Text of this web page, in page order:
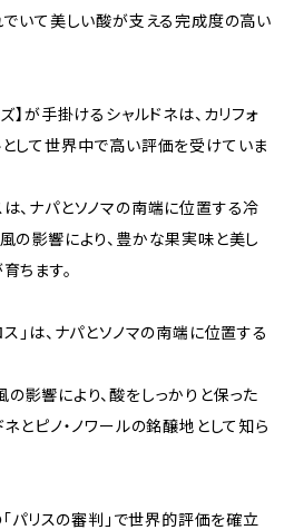
でいて美しい酸が支える完成度の高い
】が手掛けるシャルドネは、カリフォ
して世界中で高い評価を受けていま
、ナパとソノマの南端に位置する冷
の影響により、豊かな果実味と美し
ちます。
」は、ナパとソノマの南端に位置する
影響により、酸をしっかりと保った
とピノ・ノワールの銘醸地として知ら
パリスの審判」で世界的評価を確立